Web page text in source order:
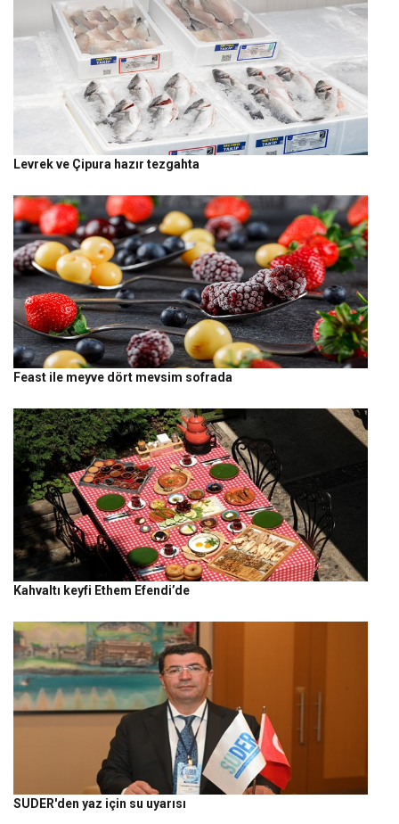
Levrek ve Çipura hazır tezgahta
Feast ile meyve dört mevsim sofrada
Kahvaltı keyfi Ethem Efendi’de
SUDER'den yaz için su uyarısı